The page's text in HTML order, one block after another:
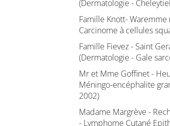
(Dermatologie -
Famille Knott-
Carcinome à cellules
Famille Fievez - Saint
(Dermatologie - Gale
Mr et Mme Goffinet -
Méningo-encéphalite
2002)
Madame Margrève -
- Lymphome Cutané